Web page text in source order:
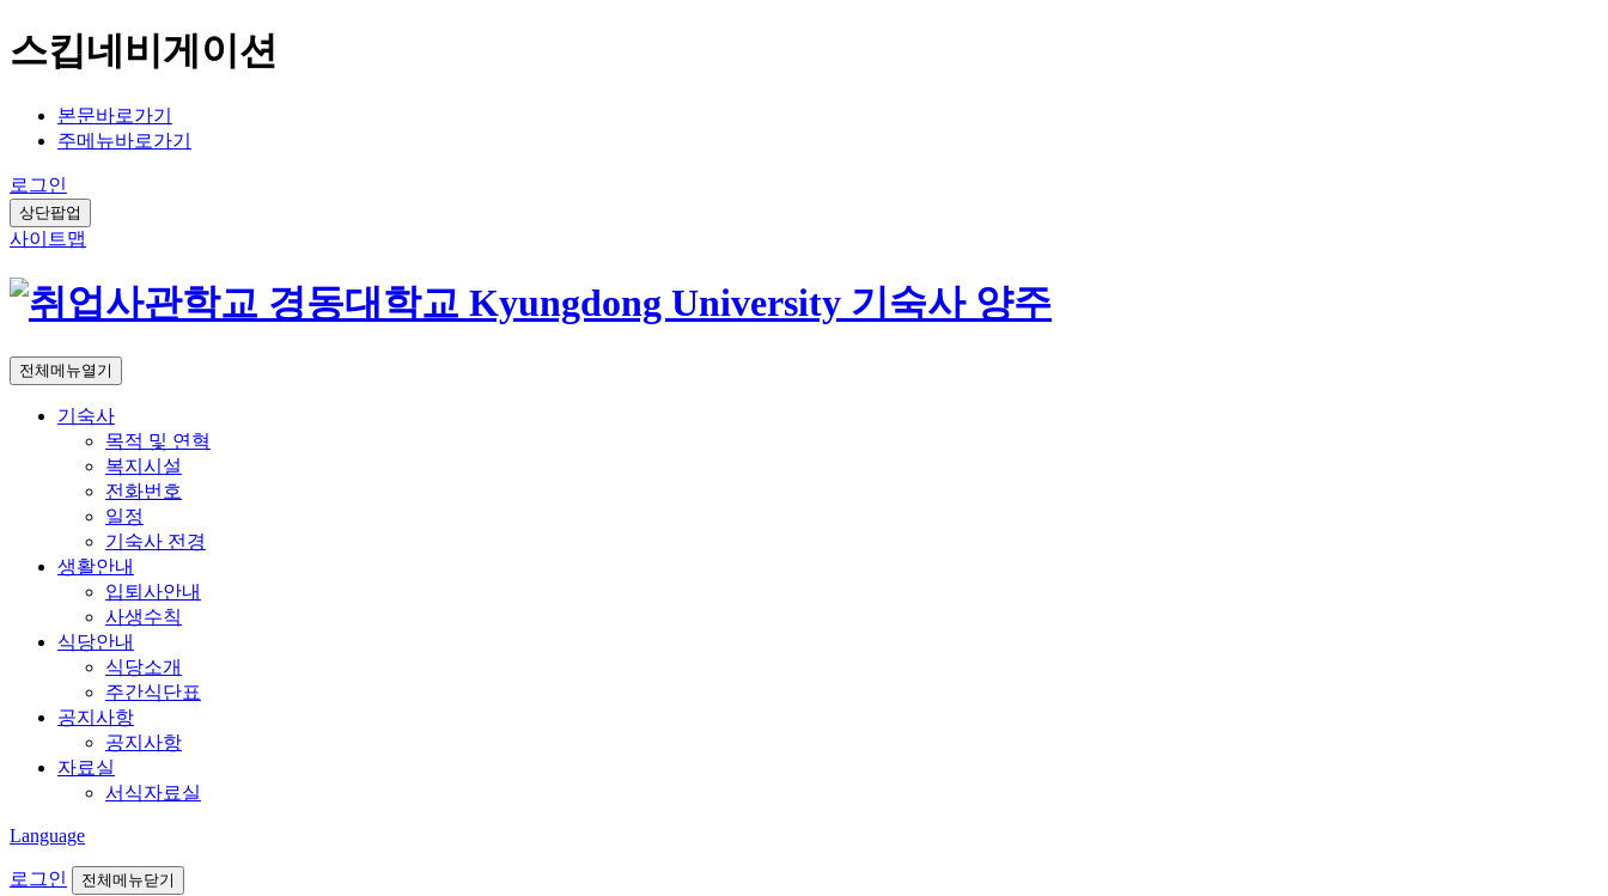
스킵네비게이션
본문바로가기
주메뉴바로가기
로그인
상단팝업
사이트맵
기숙사 양주
전체메뉴열기
기숙사
목적 및 연혁
복지시설
전화번호
일정
기숙사 전경
생활안내
입퇴사안내
사생수칙
식당안내
식당소개
주간식단표
공지사항
공지사항
자료실
서식자료실
Language
로그인 전체메뉴닫기